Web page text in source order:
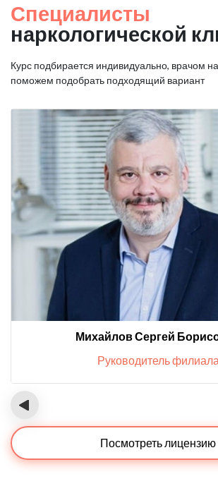
Специалисты
наркологической
Курс подбирается индивидуально, врачом
поможем подобрать подходящий вариант
Михайлов Сергей
Руководитель филиала
‹
Посмотреть лицензию